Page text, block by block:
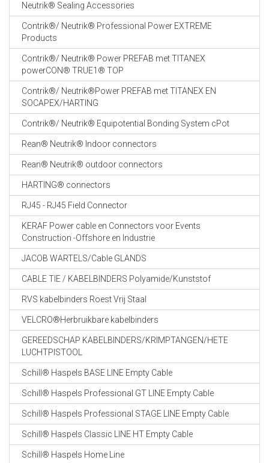
Neutrik® Sealing Accessories
Contrik®/ Neutrik® Professional Power EXTREME
Products
Contrik®/ Neutrik® Power PREFAB met TITANEX
powerCON® TRUE1® TOP
Contrik®/ Neutrik®Power PREFAB met TITANEX EN
SOCAPEX/HARTING
Contrik®/ Neutrik® Equipotential Bonding System cPot
Rean® Neutrik® Indoor connectors
Rean® Neutrik® outdoor connectors
HARTING® connectors
RJ45 - RJ45 Field Connector
KERAF Power cable en Connectors voor Events
Construction -Offshore en Industrie
JACOB WARTELS/Cable GLANDS
CABLE TIE / KABELBINDERS Polyamide/Kunststof
RVS kabelbinders Roest Vrij Staal
VELCRO®Herbruikbare kabelbinders
GEREEDSCHAP KABELBINDERS/KRIMPTANGEN/HETE
LUCHTPISTOOL
Schill® Haspels BASE LINE Empty Cable
Schill® Haspels Professional GT LINE Empty Cable
Schill® Haspels Professional STAGE LINE Empty Cable
Schill® Haspels Classic LINE HT Empty Cable
Schill® Haspels Home Line